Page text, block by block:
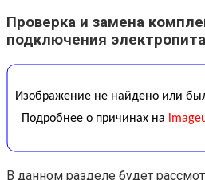
Проверка и замена
подключения
В данном разделе будет